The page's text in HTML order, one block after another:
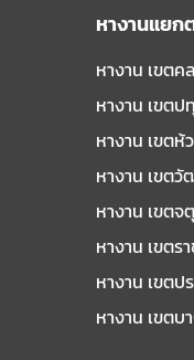
หางานแยก
หางาน เขตค
หางาน เขตป
หางาน เขตห้
หางาน เขต
หางาน เขตจ
หางาน เขตร
หางาน เขตป
หางาน เขตบ